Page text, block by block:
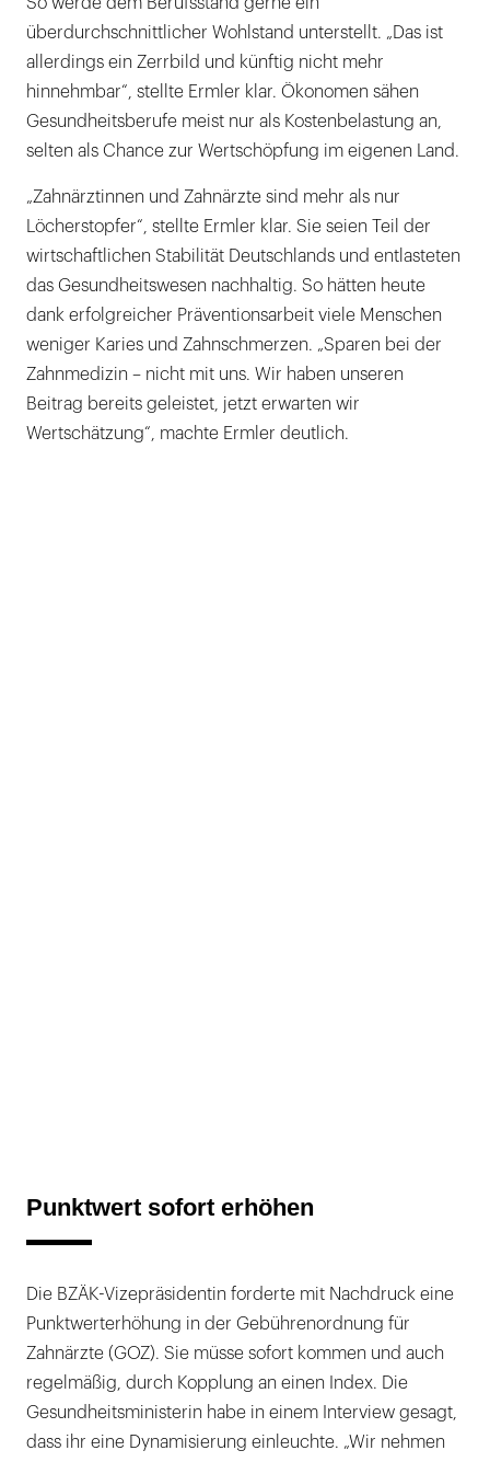
überdurchschnittlicher Wohlstand unterstellt. „Das ist
allerdings ein Zerrbild und künftig nicht mehr
hinnehmbar“, stellte Ermler klar. Ökonomen sähen
Gesundheitsberufe meist nur als Kostenbelastung an,
selten als Chance zur Wertschöpfung im eigenen Land.
„Zahnärztinnen und Zahnärzte sind mehr als nur
Löcherstopfer“, stellte Ermler klar. Sie seien Teil der
wirtschaftlichen Stabilität Deutschlands und entlasteten
das Gesundheitswesen nachhaltig. So hätten heute
dank erfolgreicher Präventionsarbeit viele Menschen
weniger Karies und Zahnschmerzen. „Sparen bei der
Zahnmedizin – nicht mit uns. Wir haben unseren
Beitrag bereits geleistet, jetzt erwarten wir
Wertschätzung“, machte Ermler deutlich.
Punktwert sofort erhöhen
Die BZÄK-Vizepräsidentin forderte mit Nachdruck eine
Punktwerterhöhung in der Gebührenordnung für
Zahnärzte (GOZ). Sie müsse sofort kommen und auch
regelmäßig, durch Kopplung an einen Index. Die
Gesundheitsministerin habe in einem Interview gesagt,
dass ihr eine Dynamisierung einleuchte. „Wir nehmen